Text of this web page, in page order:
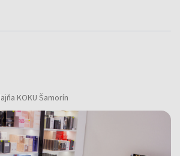
KOKU Šamorín